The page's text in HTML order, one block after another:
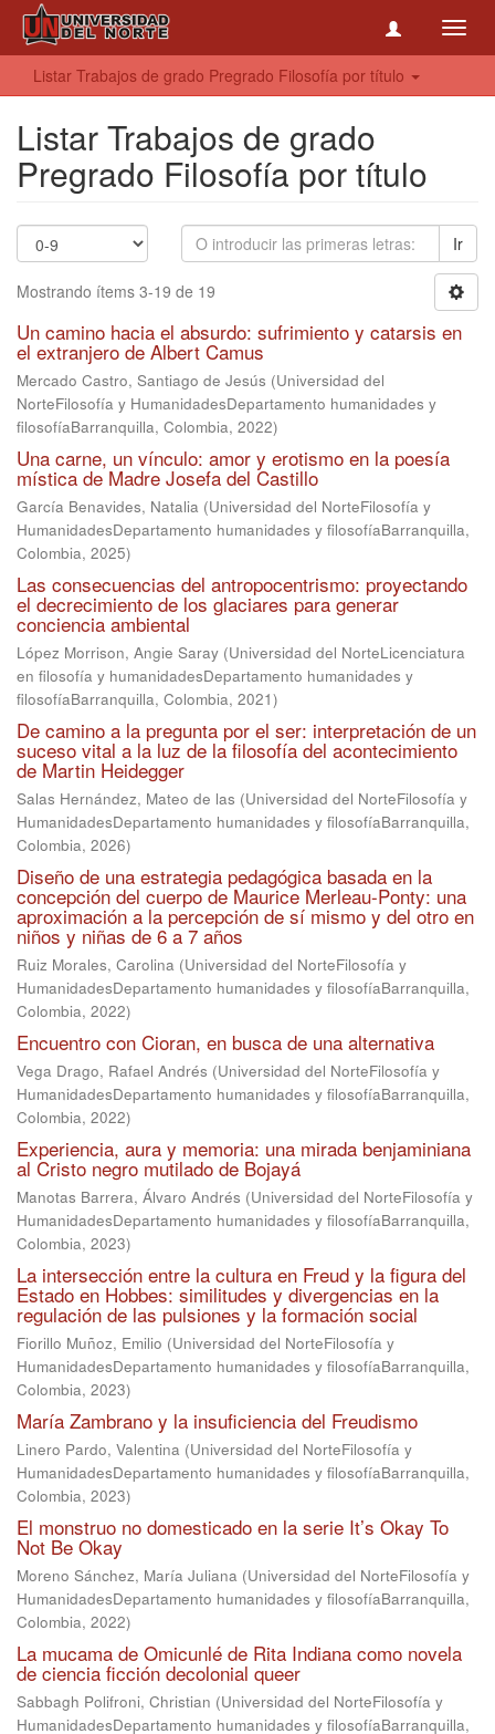
Listar Trabajos de grado Pregrado Filosofía por título
Listar Trabajos de grado
Pregrado Filosofía por título
Ir
Mostrando ítems 3-19 de 19
Un camino hacia el absurdo: sufrimiento y catarsis en
el extranjero de Albert Camus
Mercado Castro, Santiago de Jesús (Universidad del
NorteFilosofía y HumanidadesDepartamento humanidades y
filosofíaBarranquilla, Colombia, 2022)
Una carne, un vínculo: amor y erotismo en la poesía
mística de Madre Josefa del Castillo
García Benavides, Natalia (Universidad del NorteFilosofía y
HumanidadesDepartamento humanidades y filosofíaBarranquilla,
Colombia, 2025)
Las consecuencias del antropocentrismo: proyectando
el decrecimiento de los glaciares para generar
conciencia ambiental
López Morrison, Angie Saray (Universidad del NorteLicenciatura
en filosofía y humanidadesDepartamento humanidades y
filosofíaBarranquilla, Colombia, 2021)
De camino a la pregunta por el ser: interpretación de un
suceso vital a la luz de la filosofía del acontecimiento
de Martin Heidegger
Salas Hernández, Mateo de las (Universidad del NorteFilosofía y
HumanidadesDepartamento humanidades y filosofíaBarranquilla,
Colombia, 2026)
Diseño de una estrategia pedagógica basada en la
concepción del cuerpo de Maurice Merleau-Ponty: una
aproximación a la percepción de sí mismo y del otro en
niños y niñas de 6 a 7 años
Ruiz Morales, Carolina (Universidad del NorteFilosofía y
HumanidadesDepartamento humanidades y filosofíaBarranquilla,
Colombia, 2022)
Encuentro con Cioran, en busca de una alternativa
Vega Drago, Rafael Andrés (Universidad del NorteFilosofía y
HumanidadesDepartamento humanidades y filosofíaBarranquilla,
Colombia, 2022)
Experiencia, aura y memoria: una mirada benjaminiana
al Cristo negro mutilado de Bojayá
Manotas Barrera, Álvaro Andrés (Universidad del NorteFilosofía y
HumanidadesDepartamento humanidades y filosofíaBarranquilla,
Colombia, 2023)
La intersección entre la cultura en Freud y la figura del
Estado en Hobbes: similitudes y divergencias en la
regulación de las pulsiones y la formación social
Fiorillo Muñoz, Emilio (Universidad del NorteFilosofía y
HumanidadesDepartamento humanidades y filosofíaBarranquilla,
Colombia, 2023)
María Zambrano y la insuficiencia del Freudismo
Linero Pardo, Valentina (Universidad del NorteFilosofía y
HumanidadesDepartamento humanidades y filosofíaBarranquilla,
Colombia, 2023)
El monstruo no domesticado en la serie It’s Okay To
Not Be Okay
Moreno Sánchez, María Juliana (Universidad del NorteFilosofía y
HumanidadesDepartamento humanidades y filosofíaBarranquilla,
Colombia, 2022)
La mucama de Omicunlé de Rita Indiana como novela
de ciencia ficción decolonial queer
Sabbagh Polifroni, Christian (Universidad del NorteFilosofía y
HumanidadesDepartamento humanidades y filosofíaBarranquilla,